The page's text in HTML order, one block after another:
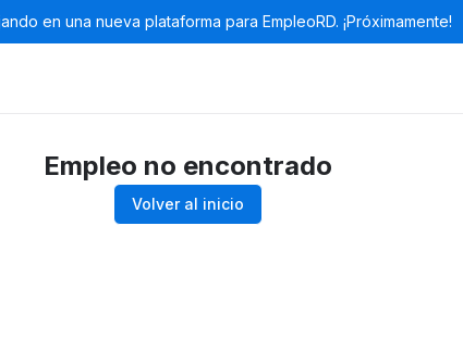
en una nueva plataforma para EmpleoRD. ¡Próximamente!
Empleo no encontrado
Volver al inicio